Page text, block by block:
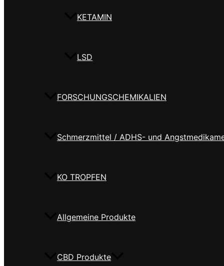
KETAMIN
LSD
FORSCHUNGSCHEMIKALIEN
Schmerzmittel / ADHS- und
KO TROPFEN
Allgemeine Produkte
CBD Produkte